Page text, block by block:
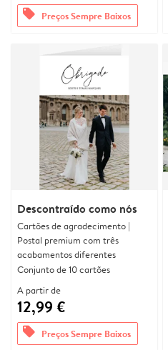
offers Preços Sempre Baixos
Descontraído como nós
Cartões de agradecimento |
Postal premium com três
acabamentos diferentes
Conjunto de 10 cartões
A partir de
12,99 €
offers Preços Sempre Baixos